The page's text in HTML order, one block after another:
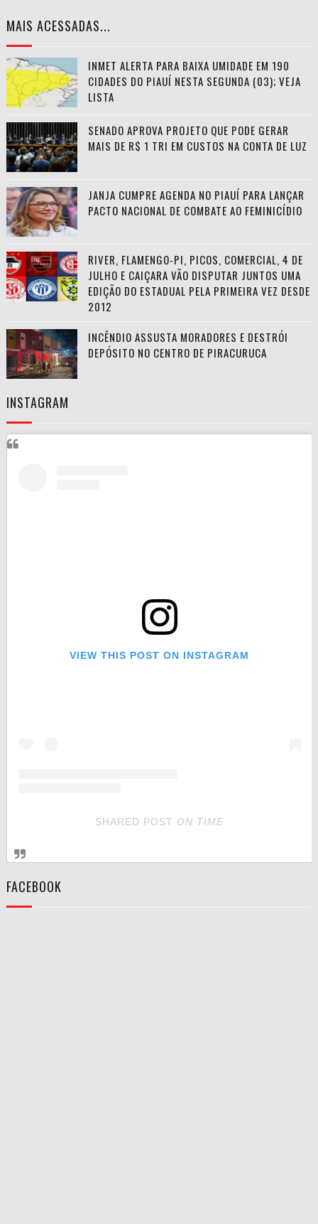
MAIS ACESSADAS...
INMET ALERTA PARA BAIXA UMIDADE EM 190
CIDADES DO PIAUÍ NESTA SEGUNDA (03); VEJA
LISTA
SENADO APROVA PROJETO QUE PODE GERAR
MAIS DE R$ 1 TRI EM CUSTOS NA CONTA DE LUZ
JANJA CUMPRE AGENDA NO PIAUÍ PARA LANÇAR
PACTO NACIONAL DE COMBATE AO FEMINICÍDIO
RIVER, FLAMENGO-PI, PICOS, COMERCIAL, 4 DE
JULHO E CAIÇARA VÃO DISPUTAR JUNTOS UMA
EDIÇÃO DO ESTADUAL PELA PRIMEIRA VEZ DESDE
2012
INCÊNDIO ASSUSTA MORADORES E DESTRÓI
DEPÓSITO NO CENTRO DE PIRACURUCA
INSTAGRAM
VIEW THIS POST ON INSTAGRAM
SHARED POST ON TIME
FACEBOOK